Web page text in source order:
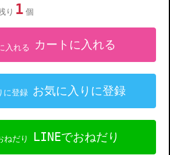
り 1 個
カートに入れる
お気に入りに登録
LINEでおねだり